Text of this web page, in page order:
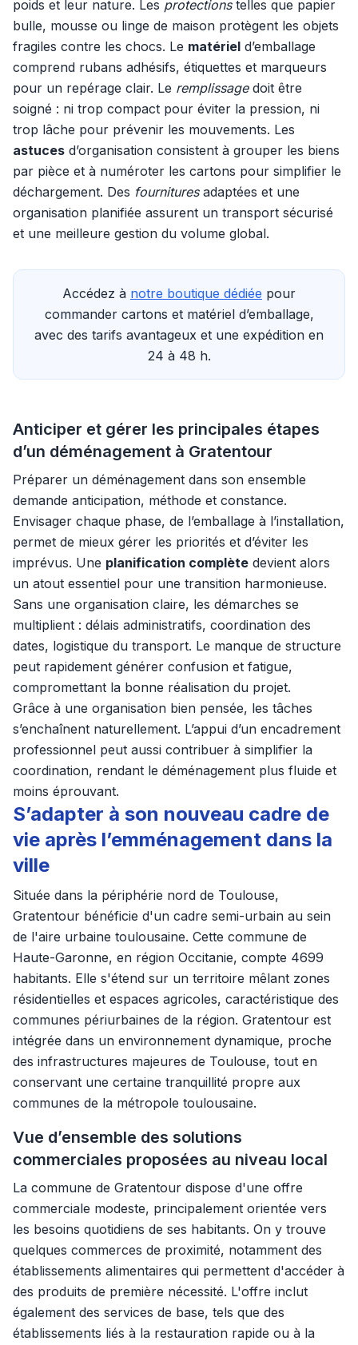
poids et leur nature. Les protectionstelles que papier
bulle, mousse ou linge de maison protègent les objets
fragiles contre les chocs. Le matériel d’emballage
comprend rubans adhésifs, étiquettes et marqueurs
pour un repérage clair. Le remplissagedoit être
soigné : ni trop compact pour éviter la pression, ni
trop lâche pour prévenir les mouvements. Les
astuces d’organisation consistent à grouper les biens
par pièce et à numéroter les cartons pour simplifier le
déchargement. Des fournituresadaptées et une
organisation planifiée assurent un transport sécurisé
et une meilleure gestion du volume global.
Accédez à notre boutique dédiée pour
commander cartons et matériel d’emballage,
avec des tarifs avantageux et une expédition en
24 à 48 h.
Anticiper et gérer les principales étapes
d’un déménagement à Gratentour
Préparer un déménagement dans son ensemble
demande anticipation, méthode et constance.
Envisager chaque phase, de l’emballage à l’installation,
permet de mieux gérer les priorités et d’éviter les
imprévus. Une planification complète devient alors
un atout essentiel pour une transition harmonieuse.
Sans une organisation claire, les démarches se
multiplient : délais administratifs, coordination des
dates, logistique du transport. Le manque de structure
peut rapidement générer confusion et fatigue,
compromettant la bonne réalisation du projet.
Grâce à une organisation bien pensée, les tâches
s’enchaînent naturellement. L’appui d’un encadrement
professionnel peut aussi contribuer à simplifier la
coordination, rendant le déménagement plus fluide et
moins éprouvant.
S’adapter à son nouveau cadre de
vie après l’emménagement dans la
ville
Située dans la périphérie nord de Toulouse,
Gratentour bénéficie d'un cadre semi-urbain au sein
de l'aire urbaine toulousaine. Cette commune de
Haute-Garonne, en région Occitanie, compte 4699
habitants. Elle s'étend sur un territoire mêlant zones
résidentielles et espaces agricoles, caractéristique des
communes périurbaines de la région. Gratentour est
intégrée dans un environnement dynamique, proche
des infrastructures majeures de Toulouse, tout en
conservant une certaine tranquillité propre aux
communes de la métropole toulousaine.
Vue d’ensemble des solutions
commerciales proposées au niveau local
La commune de Gratentour dispose d'une offre
commerciale modeste, principalement orientée vers
les besoins quotidiens de ses habitants. On y trouve
quelques commerces de proximité, notamment des
établissements alimentaires qui permettent d'accéder à
des produits de première nécessité. L'offre inclut
également des services de base, tels que des
établissements liés à la restauration rapide ou à la